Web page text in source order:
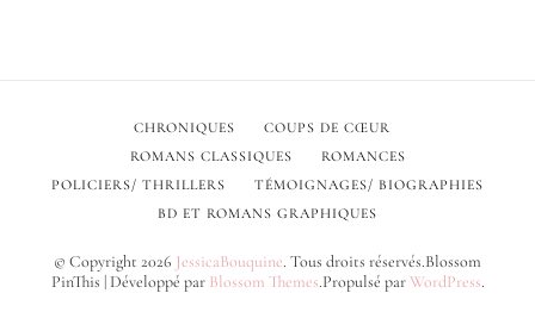
© Copyright 2026 JessicaBouquine. Tous droits réservés.Blossom
PinThis | Développé par Blossom Themes.Propulsé parWordPress.
CHRONIQUES
COUPS DE CŒUR
ROMANS CLASSIQUES
ROMANCES
POLICIERS/ THRILLERS
TÉMOIGNAGES/ BIOGRAPHIES
BD ET ROMANS GRAPHIQUES